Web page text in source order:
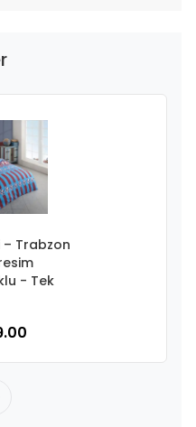
– Trabzon
- Tek